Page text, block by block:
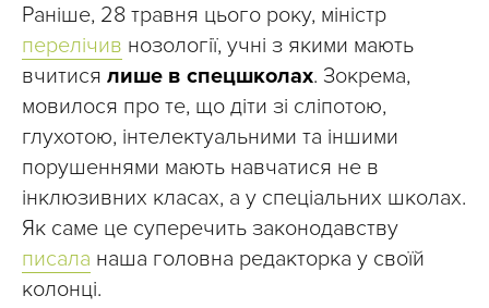
Раніше, 28 травня цього року, міністр
перелічив нозології, учні з якими мають
вчитися лише в спецшколах. Зокрема,
мовилося про те, що діти зі сліпотою,
глухотою, інтелектуальними та іншими
порушеннями мають навчатися не в
інклюзивних класах, а у спеціальних школах.
Як саме це суперечить законодавству
писала наша головна редакторка у своїй
колонці.